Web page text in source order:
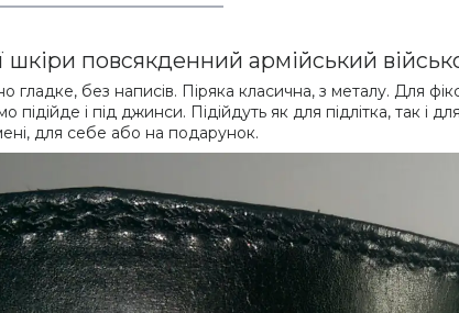
шкіри повсякденний армійський
без написів. Піряка класична, з металу. Для
і під джинси. Підійдуть як для підлітка, так і
для себе або на подарунок.